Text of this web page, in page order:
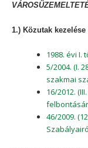
1.) Közutak kezelése
1988. évi
5/2004. (I.
szakmai
16/2012.
46/2009.